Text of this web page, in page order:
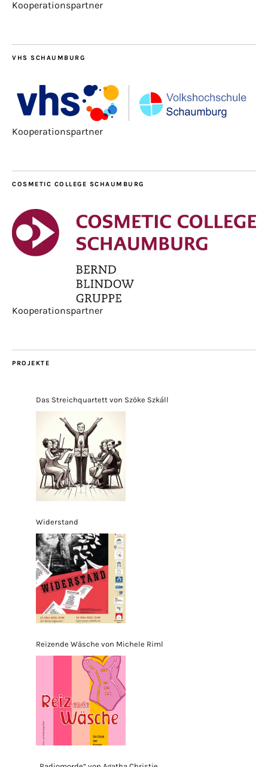
Kooperationspartner
VHS SCHAUMBURG
Kooperationspartner
COSMETIC COLLEGE SCHAUMBURG
Kooperationspartner
PROJEKTE
Das Streichquartett von Szöke Szkáll
Widerstand
Reizende Wäsche von Michele Riml